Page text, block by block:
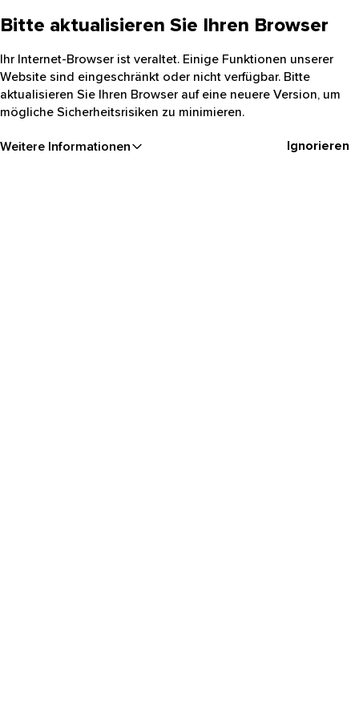
Bitte aktualisieren Sie Ihren Browser
Ihr Internet-Browser ist veraltet. Einige Funktionen unserer
Website sind eingeschränkt oder nicht verfügbar. Bitte
aktualisieren Sie Ihren Browser auf eine neuere Version, um
mögliche Sicherheitsrisiken zu minimieren.
Weitere Informationen Ignorieren